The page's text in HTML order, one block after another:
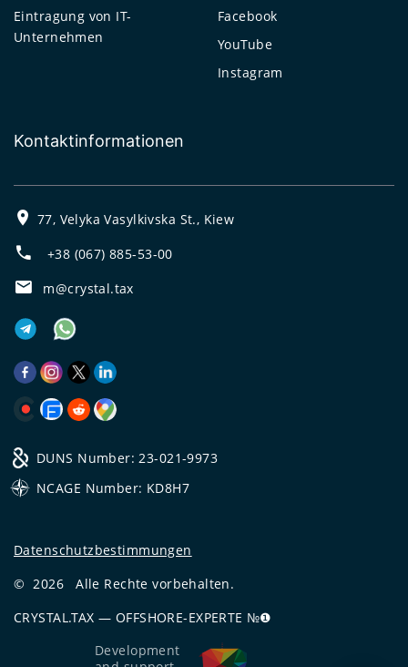
Eintragung von IT-
Unternehmen
Facebook
YouTube
Instagram
Kontaktinformationen
77, Velyka Vasylkivska St., Kiew
+38 (067) 885-53-00
m@crystal.tax
DUNS Number: 23-021-9973
NCAGE Number: KD8H7
Datenschutzbestimmungen
© 2026
Alle Rechte vorbehalten.
CRYSTAL.TAX — OFFSHORE-EXPERTE №❶
Development